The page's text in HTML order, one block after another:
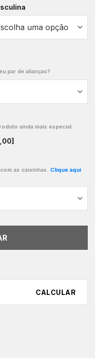
par de alianças?
ainda mais especial.
as caixinhas. Clique aqui
CALCULAR